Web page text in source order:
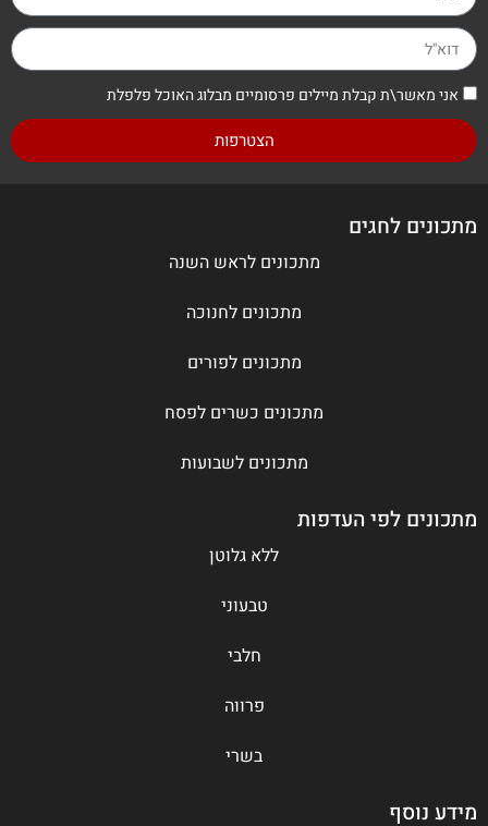
אני מאשר\ת קבלת מיילים פרסומיים מבלוג האוכל פלפלת
הצטרפות
מתכונים לחגים
מתכונים לראש השנה
מתכונים לחנוכה
מתכונים לפורים
מתכונים כשרים לפסח
מתכונים לשבועות
מתכונים לפי העדפות
ללא גלוטן
טבעוני
חלבי
פרווה
בשרי
מידע נוסף